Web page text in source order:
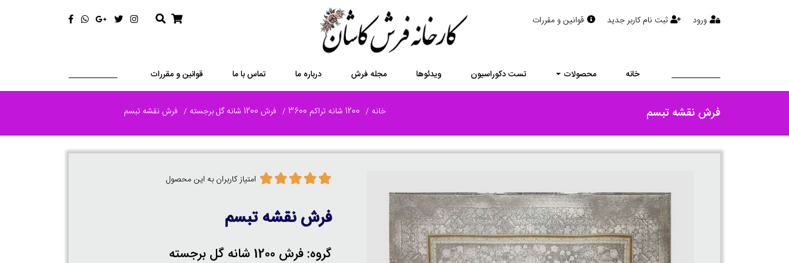
ورود ثبت نام کاربر جدید قوانین و مقررات
خانه محصولات تست دکوراسیون ویدئوها مجله فرش درباره ما تماس با ما قوانین و مقررات
فرش نقشه تبسم خانه 1200 شانه تراکم 3600 فرش 1200 شانه گل برجسته فرش نقشه تبسم
امتیاز کاربران به این محصول
فرش نقشه تبسم
گروه: فرش 1200 شانه گل برجسته